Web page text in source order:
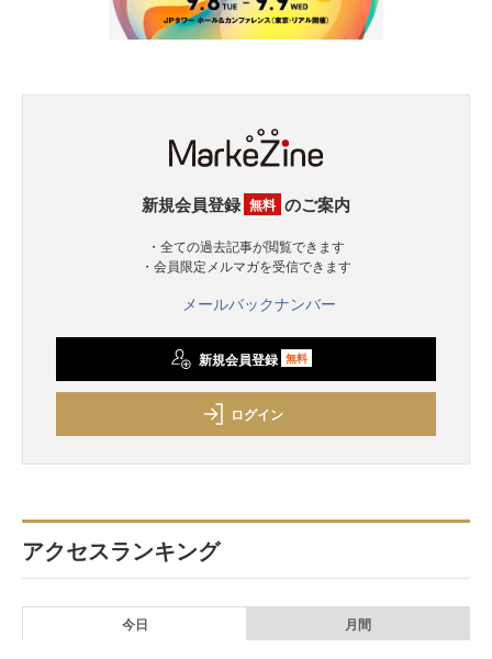
新規会員登録 無料 のご案内
・全ての過去記事が閲覧できます
・会員限定メルマガを受信できます
メールバックナンバー
新規会員登録 無料
ログイン
アクセスランキング
今日 月間